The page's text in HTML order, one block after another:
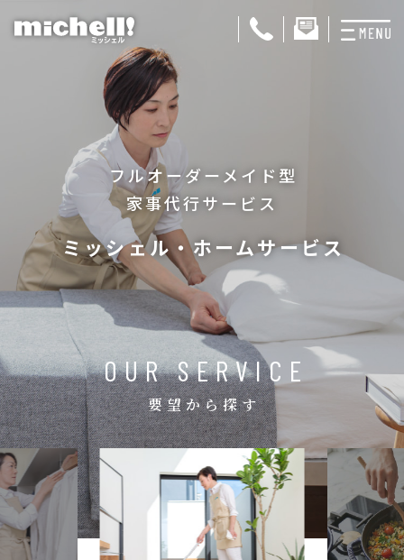
お料理代行
おためしサービス
サービス一覧
ご契約者さま限定サ
会社紹介
コラム
ご案内
お知らせ
家事スタッフ募集
フルオーダーメイド型
家事代行サービス
ミッシェル・ホームサービス
OUR SERVICE
要望から探す